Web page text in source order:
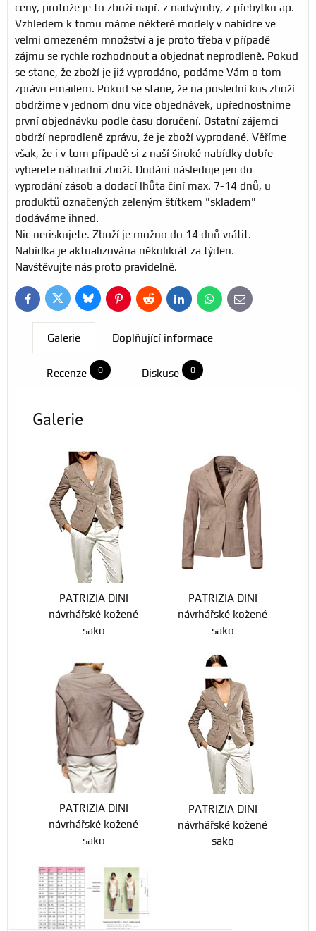
ceny, protože je to zboží např. z nadvýroby, z přebytku ap.
Vzhledem k tomu máme některé modely v nabídce ve
velmi omezeném množství a je proto třeba v případě
zájmu se rychle rozhodnout a objednat neprodleně. Pokud
se stane, že zboží je již vyprodáno, podáme Vám o tom
zprávu emailem. Pokud se stane, že na poslední kus zboží
obdržíme v jednom dnu více objednávek, upřednostníme
první objednávku podle času doručení. Ostatní zájemci
obdrží neprodleně zprávu, že je zboží vyprodané. Věříme
však, že i v tom případě si z naší široké nabídky dobře
vyberete náhradní zboží. Dodání následuje jen do
vyprodání zásob a dodací lhůta činí max. 7-14 dnů, u
produktů označených zeleným štítkem "skladem"
dodáváme ihned.
Nic neriskujete. Zboží je možno do 14 dnů vrátit.
Nabídka je aktualizována několikrát za týden.
Navštěvujte nás proto pravidelně.
FacebookTwitterBlueskyPinterestReddit LinkedInWhatsApp
E-
mail
Galerie Doplňující informace
Recenze 0 Diskuse 0
Galerie
PATRIZIA DINI
návrhářské kožené
sako
PATRIZIA DINI
návrhářské kožené
sako
PATRIZIA DINI
návrhářské kožené
sako
PATRIZIA DINI
návrhářské kožené
sako